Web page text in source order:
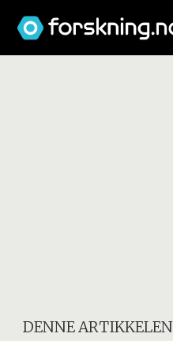
DENNE